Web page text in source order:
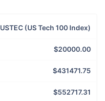
USTEC (US Tech 100 Index)
$20000.00
$431471.75
$552717.31